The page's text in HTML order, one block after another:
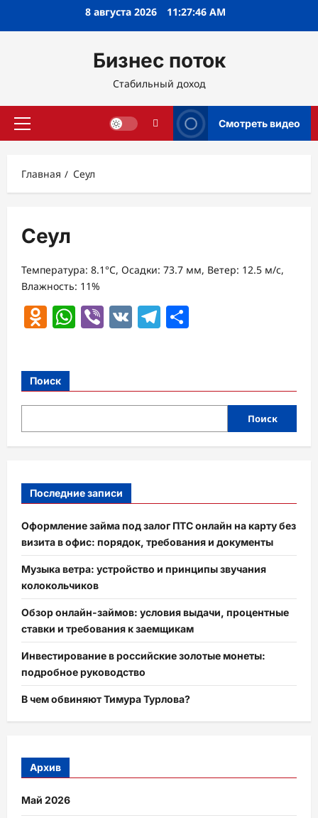
8 августа 2026 11:27:47 AM
Бизнес поток
Стабильный доход
Основное
Смотреть видео
Главная Сеул
Сеул
Температура: 8.1°C, Осадки: 73.7 мм, Ветер: 12.5 м/с,
Влажность: 11%
Odnoklassniki
WhatsApp
Viber
VK Telegram
Поиск
Поиск
Последние записи
Оформление займа под залог ПТС онлайн на карту без
визита в офис: порядок, требования и документы
Музыка ветра: устройство и принципы звучания
колокольчиков
Обзор онлайн-займов: условия выдачи, процентные
ставки и требования к заемщикам
Инвестирование в российские золотые монеты:
подробное руководство
В чем обвиняют Тимура Турлова?
Архив
Май 2026